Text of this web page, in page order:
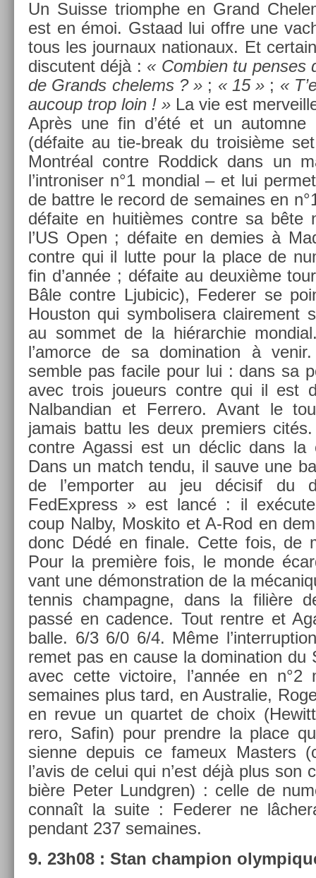
Un Suis­se tri­omphe en Grand
est en émoi. Gstaad lui offre une
tous les jour­naux nationaux. Et
dis­cutent déjà : « Com­bi­en tu pen­ses
de Grands chelems ? » ; « 15 » ; «
aucoup trop loin ! » La vie est
Après une fin d’été et un auto­mne
(défaite au tie-break du troisiè­me
Montréal con­tre Rod­dick dans un
l’intronis­er n°1 mon­di­al – et lui
de battre le re­cord de semaines en
défaite en huitièmes con­tre sa bête
l’US Open ; défaite en de­m­ies à
con­tre qui il lutte pour la place de
fin d’année ; défaite au deuxième
Bâle con­tre Ljubicic), Feder­er se
Hous­ton qui sym­bolisera claire­ment
au som­met de la hié­rarchie
l’amor­ce de sa domina­tion à
semble pas facile pour lui : dans sa
avec trois joueurs con­tre qui il est
Nal­bandian et Fer­rero. Avant le
jamais battu les deux pre­mi­ers
con­tre Agas­si est un déclic dans la
Dans un match tendu, il sauve une
de l’em­port­er au jeu décisif du
FedExpress » est lancé : il
coup Nalby, Mos­kito et A-Rod en
donc Dédé en fin­ale. Cette fois, de
Pour la première fois, le monde
vant une démonstra­tion de la
ten­nis cham­pagne, dans la filière
passé en cad­ence. Tout re­ntre et
balle. 6/3 6/0 6/4. Même
remet pas en cause la domina­tion du
avec cette vic­toire, l’année en n°2
semaines plus tard, en Australie,
en revue un quar­tet de choix
rero, Safin) pour pre­ndre la place
sien­ne de­puis ce fameux Mast­ers
l’avis de celui qui n’est déjà plus son
bière Peter Lundgr­en) : celle de
connaît la suite : Feder­er ne
pen­dant 237 semaines.
9. 23h08 : Stan champ­ion